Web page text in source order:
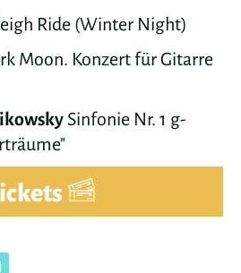
Ride (Winter Night)
Moon. Konzert für Gitarre
Sinfonie Nr. 1 g-